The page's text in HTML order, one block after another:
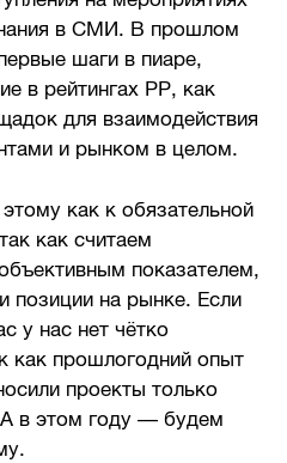
в СМИ. В прошлом
шаги в пиаре,
в рейтингах РР, как
для взаимодействия
и рынком в целом.
как к обязательной
как считаем
показателем,
на рынке. Если
у нас нет чётко
как прошлогодний опыт
проекты только
в этом году — будем